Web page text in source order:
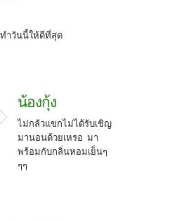
ทำวันนี้ให้ดีที่สุด
น้องกุ้ง
ไม่กลัวแขกไม่ได้รับเชิญ
มานอนด้วยเหรอ มา
พร้อมกับกลิ่นหอมเย็นๆ
ๆๆ